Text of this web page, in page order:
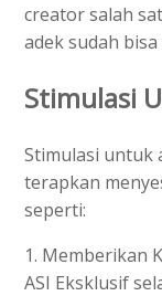
creator salah
adek sudah
Stimulasi
Stimulasi untuk
terapkan
seperti:
1. Memberikan
ASI Eksklusif